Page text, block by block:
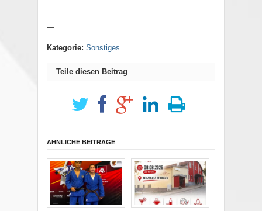
—
Kategorie: Sonstiges
Teile diesen Beitrag
ÄHNLICHE BEITRÄGE